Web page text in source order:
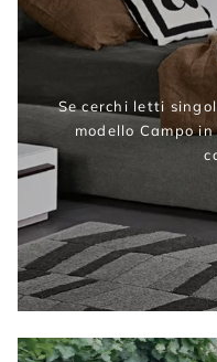
Se cerchi letti
modello Campo